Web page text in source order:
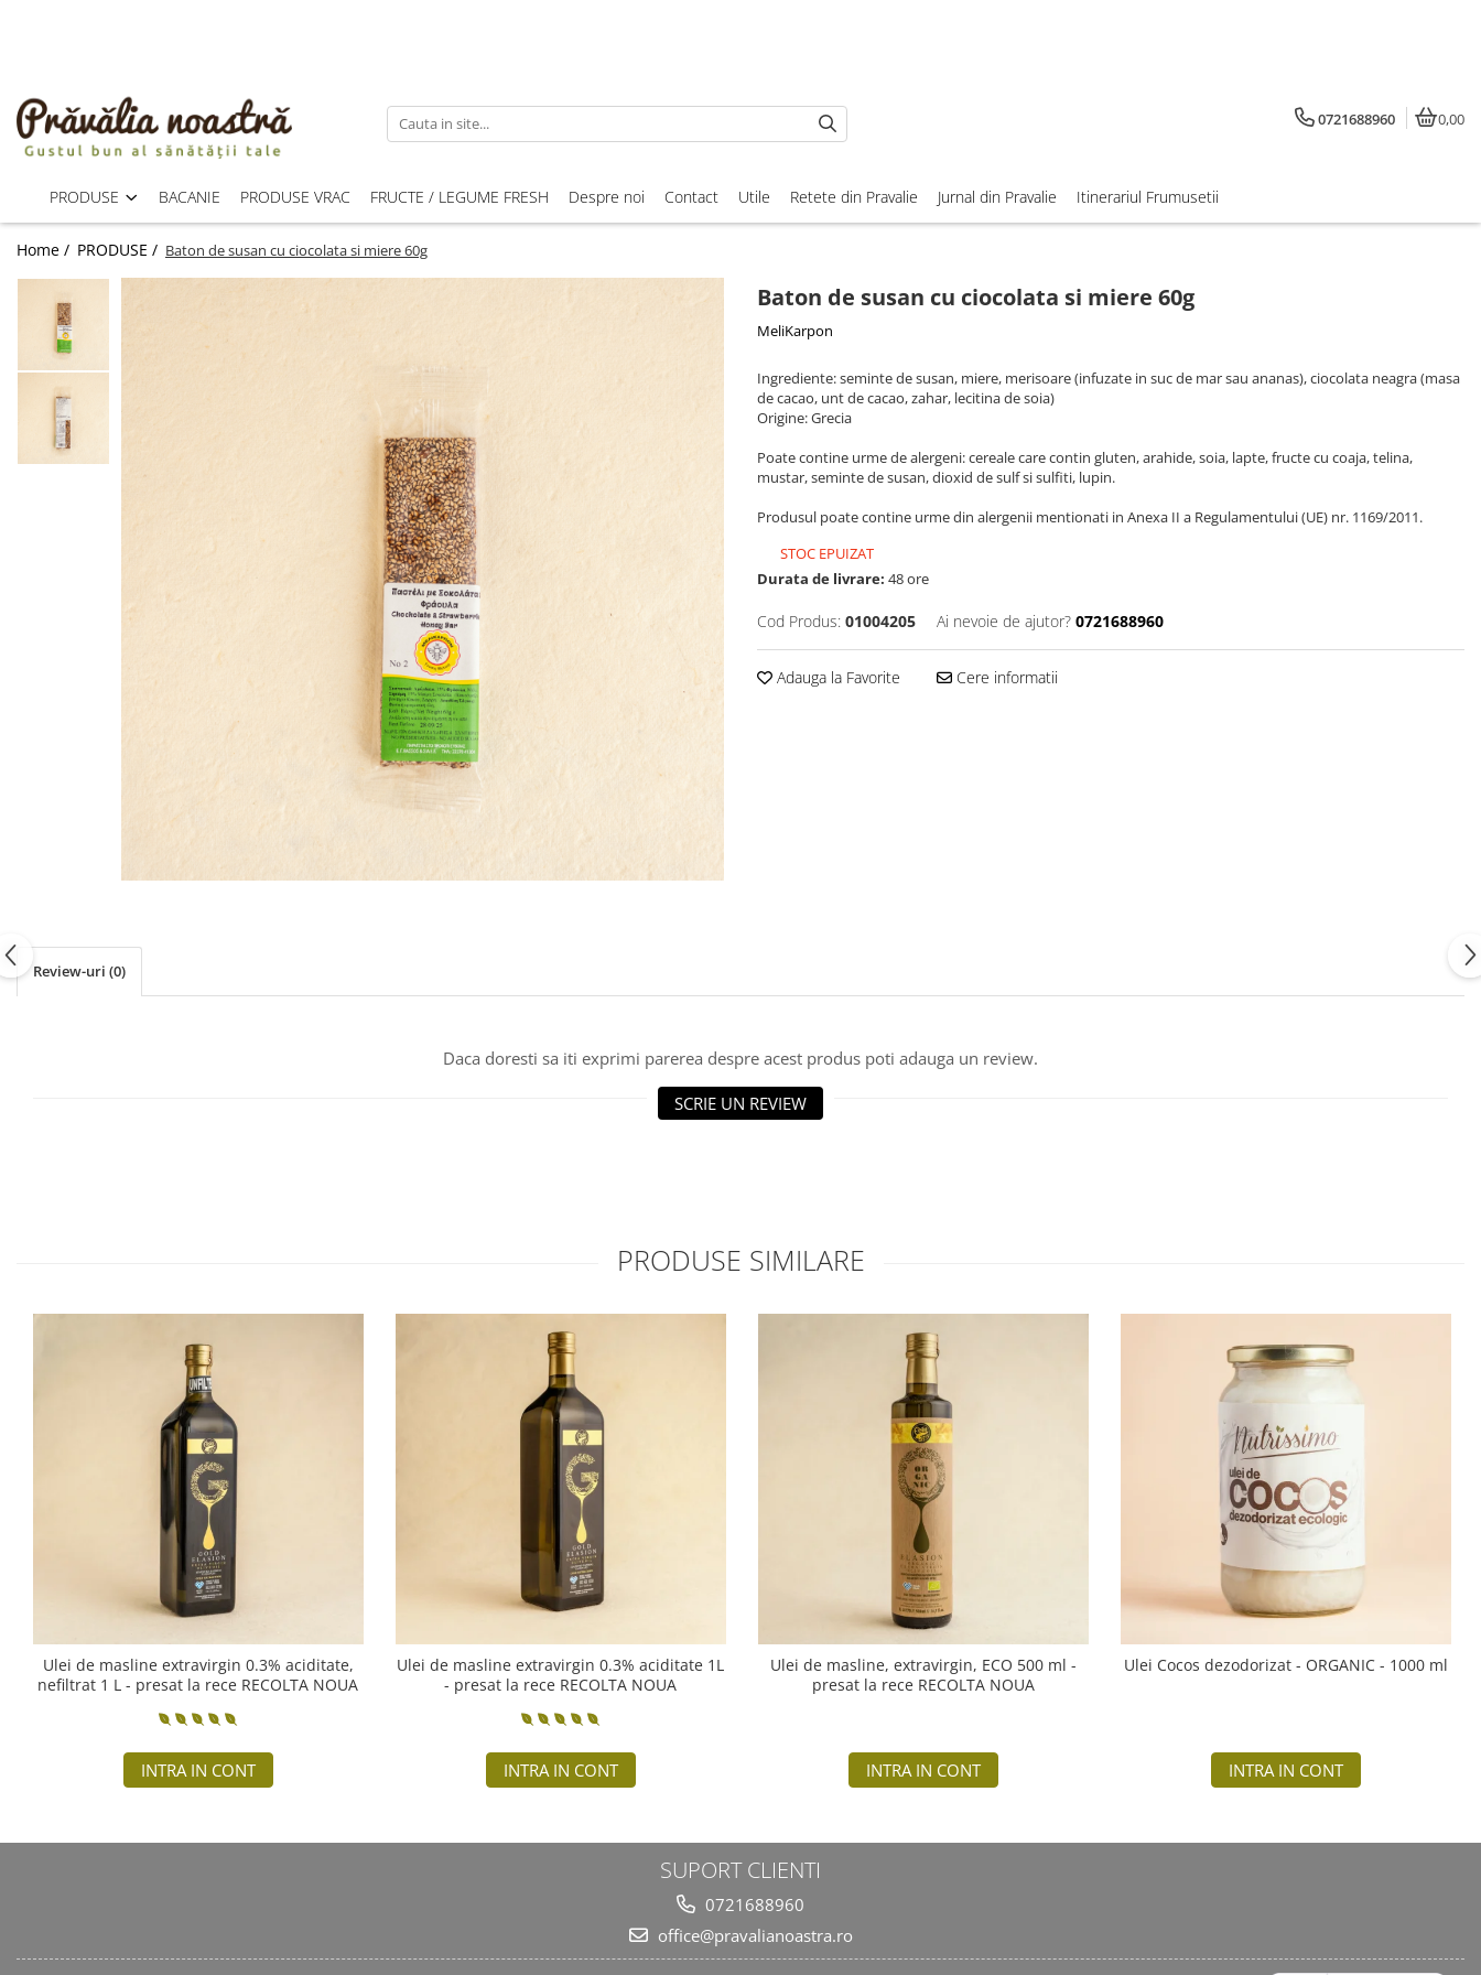
NOUTĂȚI
ALIMENTE
ULEIURI ȘI UNTURI
NUCI ȘI SEMINȚE
FRUCTE DESHIDRATATE
ÎNDULCITORI NATURALI / MIERE
FRUCTE LA CONSERVĂ
OȚETURI ȘI SOSURI
SOSURI
FĂINĂ FĂRĂ GLUTEN
BĂUTURI / LAPTE VEGETAL
CREME ȘI PASTE TARTINABILE
CIOCOLATĂ ȘI CACAO
SUPERALIMENTE
0721688960 0,00
PRODUSE BACANIE PRODUSE VRAC FRUCTE / LEGUME FRESH Despre noi Contact Utile Retete din Pravalie Jurnal din Pravalie Itinerariul Frumusetii
Home / PRODUSE / Baton de susan cu ciocolata si miere 60g
Baton de susan cu ciocolata si miere 60g
MeliKarpon
Ingrediente: seminte de susan, miere, merisoare (infuzate in suc de mar sau ananas), ciocolata neagra (masa
de cacao, unt de cacao, zahar, lecitina de soia)
Origine: Grecia
Poate contine urme de alergeni: cereale care contin gluten, arahide, soia, lapte, fructe cu coaja, telina,
mustar, seminte de susan, dioxid de sulf si sulfiti, lupin.
Produsul poate contine urme din alergenii mentionati in Anexa II a Regulamentului (UE) nr. 1169/2011.
STOC EPUIZAT
Durata de livrare: 48 ore
Cod Produs: 01004205 Ai nevoie de ajutor? 0721688960
Adauga la Favorite Cere informatii
Review-uri (0)
Daca doresti sa iti exprimi parerea despre acest produs poti adauga un review.
SCRIE UN REVIEW
PRODUSE SIMILARE
Ulei de masline extravirgin 0.3% aciditate,
nefiltrat 1 L - presat la rece RECOLTA NOUA
INTRA IN CONT
Ulei de masline extravirgin 0.3% aciditate 1L
- presat la rece RECOLTA NOUA
INTRA IN CONT
Ulei de masline, extravirgin, ECO 500 ml -
presat la rece RECOLTA NOUA
INTRA IN CONT
Ulei Cocos dezodorizat - ORGANIC - 1000 ml
INTRA IN CONT
SUPORT CLIENTI
0721688960
office@pravalianoastra.ro